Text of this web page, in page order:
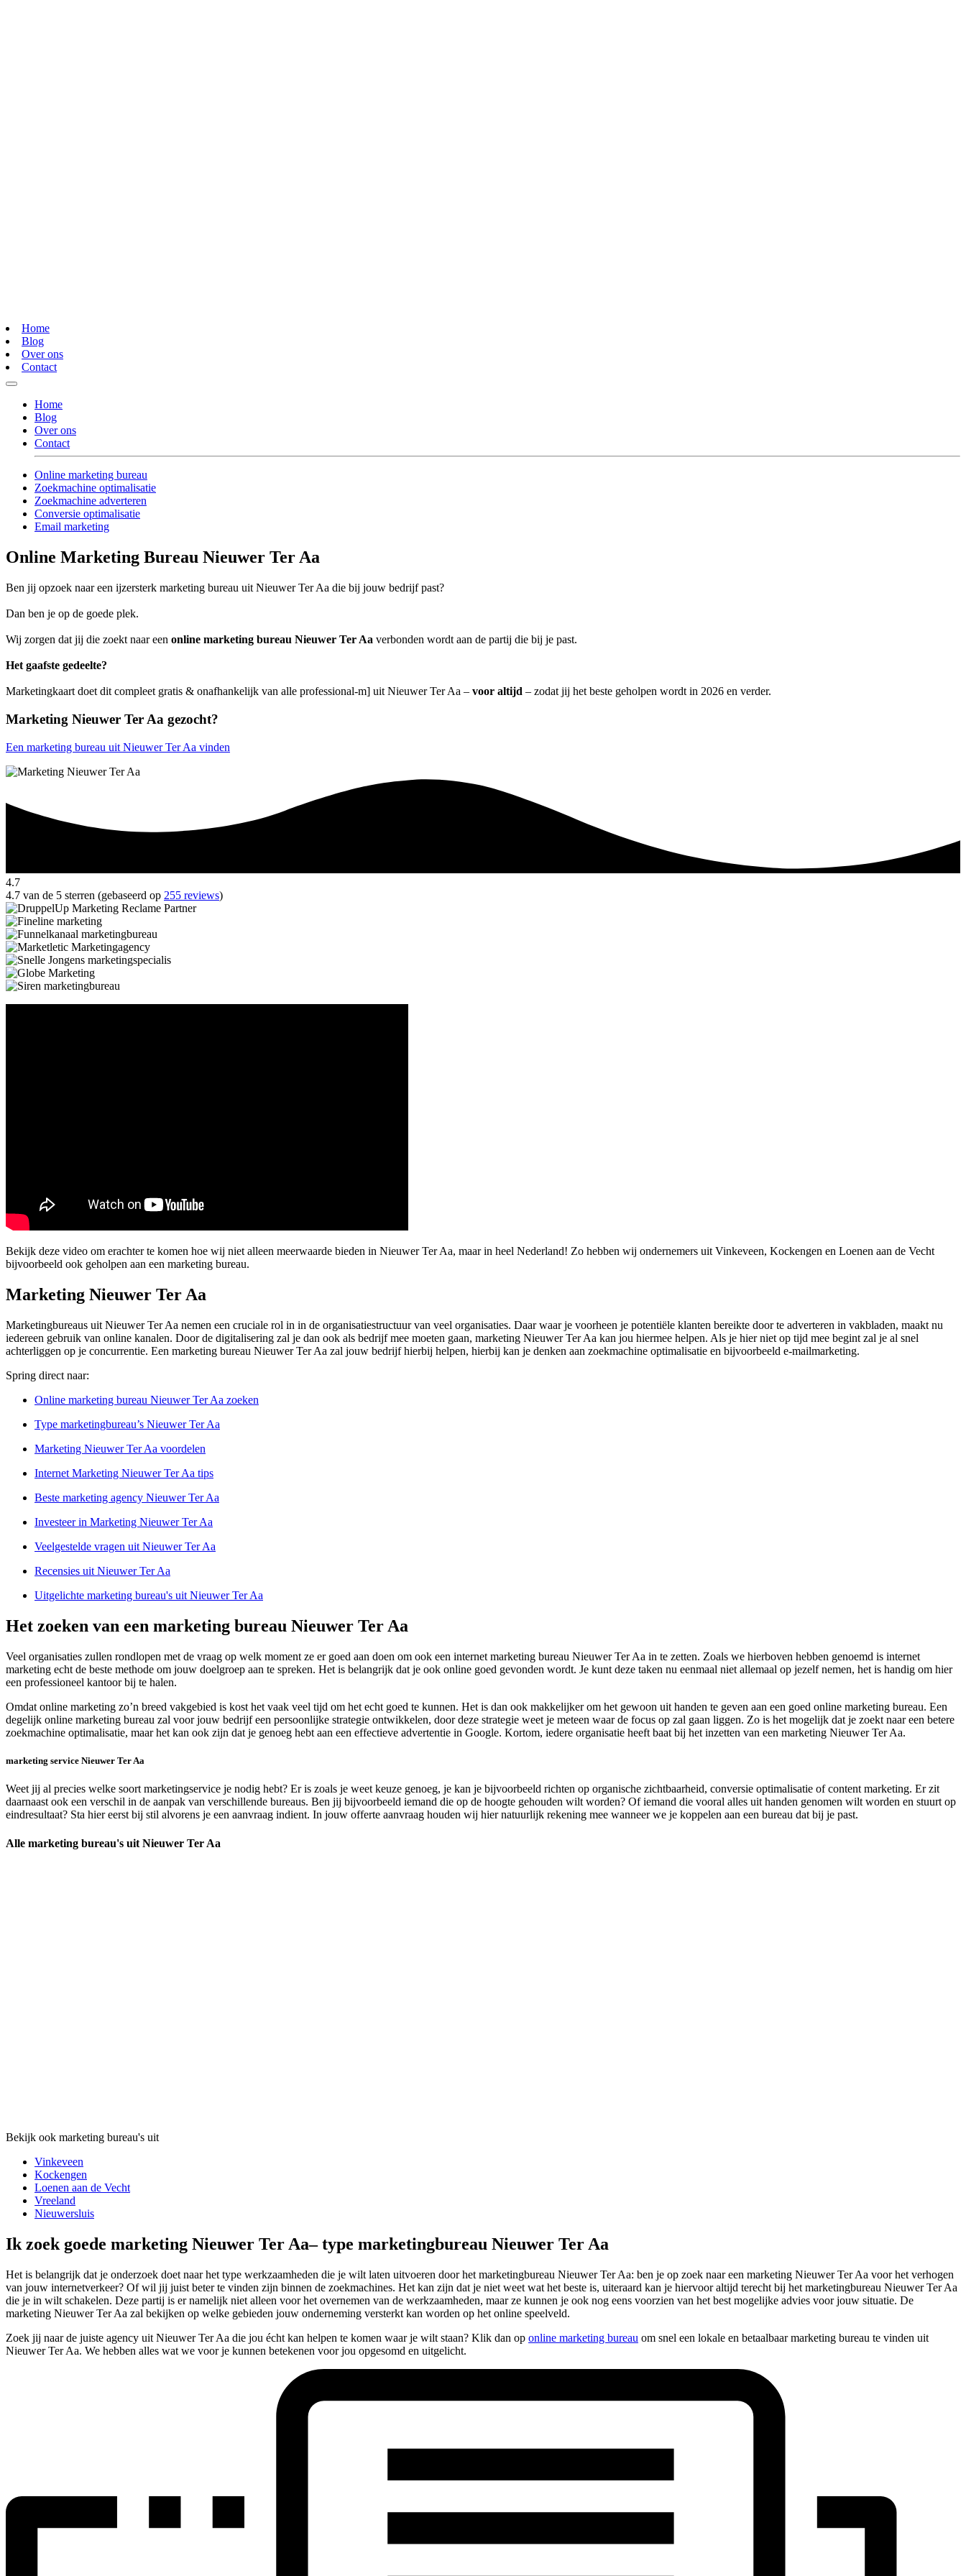
Home
Blog
Over ons
Contact
Home
Blog
Over ons
Contact
Online marketing bureau
Zoekmachine optimalisatie
Zoekmachine adverteren
Conversie optimalisatie
Email marketing
Online Marketing Bureau Nieuwer Ter Aa
Ben jij opzoek naar een ijzersterk marketing bureau uit Nieuwer Ter Aa die bij jouw bedrijf past?
Dan ben je op de goede plek.
Wij zorgen dat jij die zoekt naar een online marketing bureau Nieuwer Ter Aa verbonden wordt aan de partij die bij je past.
Het gaafste gedeelte?
Marketingkaart doet dit compleet gratis & onafhankelijk van alle professional-m] uit Nieuwer Ter Aa – voor altijd – zodat jij het beste geholpen wordt in 2026 en verder.
Marketing Nieuwer Ter Aa gezocht?
Een marketing bureau uit Nieuwer Ter Aa vinden
4.7
4.7 van de 5 sterren (gebaseerd op 255 reviews)
Bekijk deze video om erachter te komen hoe wij niet alleen meerwaarde bieden in Nieuwer Ter Aa, maar in heel Nederland! Zo hebben wij ondernemers uit Vinkeveen, Kockengen en Loenen aan de Vecht
bijvoorbeeld ook geholpen aan een marketing bureau.
Marketing Nieuwer Ter Aa
Marketingbureaus uit Nieuwer Ter Aa nemen een cruciale rol in in de organisatiestructuur van veel organisaties. Daar waar je voorheen je potentiële klanten bereikte door te adverteren in vakbladen, maakt nu
iedereen gebruik van online kanalen. Door de digitalisering zal je dan ook als bedrijf mee moeten gaan, marketing Nieuwer Ter Aa kan jou hiermee helpen. Als je hier niet op tijd mee begint zal je al snel
achterliggen op je concurrentie. Een marketing bureau Nieuwer Ter Aa zal jouw bedrijf hierbij helpen, hierbij kan je denken aan zoekmachine optimalisatie en bijvoorbeeld e-mailmarketing.
Spring direct naar:
Online marketing bureau Nieuwer Ter Aa zoeken
Type marketingbureau’s Nieuwer Ter Aa
Marketing Nieuwer Ter Aa voordelen
Internet Marketing Nieuwer Ter Aa tips
Beste marketing agency Nieuwer Ter Aa
Investeer in Marketing Nieuwer Ter Aa
Veelgestelde vragen uit Nieuwer Ter Aa
Recensies uit Nieuwer Ter Aa
Uitgelichte marketing bureau's uit Nieuwer Ter Aa
Het zoeken van een marketing bureau Nieuwer Ter Aa
Veel organisaties zullen rondlopen met de vraag op welk moment ze er goed aan doen om ook een internet marketing bureau Nieuwer Ter Aa in te zetten. Zoals we hierboven hebben genoemd is internet
marketing echt de beste methode om jouw doelgroep aan te spreken. Het is belangrijk dat je ook online goed gevonden wordt. Je kunt deze taken nu eenmaal niet allemaal op jezelf nemen, het is handig om hier
een professioneel kantoor bij te halen.
Omdat online marketing zo’n breed vakgebied is kost het vaak veel tijd om het echt goed te kunnen. Het is dan ook makkelijker om het gewoon uit handen te geven aan een goed online marketing bureau. Een
degelijk online marketing bureau zal voor jouw bedrijf een persoonlijke strategie ontwikkelen, door deze strategie weet je meteen waar de focus op zal gaan liggen. Zo is het mogelijk dat je zoekt naar een betere
zoekmachine optimalisatie, maar het kan ook zijn dat je genoeg hebt aan een effectieve advertentie in Google. Kortom, iedere organisatie heeft baat bij het inzetten van een marketing Nieuwer Ter Aa.
marketing service Nieuwer Ter Aa
Weet jij al precies welke soort marketingservice je nodig hebt? Er is zoals je weet keuze genoeg, je kan je bijvoorbeeld richten op organische zichtbaarheid, conversie optimalisatie of content marketing. Er zit
daarnaast ook een verschil in de aanpak van verschillende bureaus. Ben jij bijvoorbeeld iemand die op de hoogte gehouden wilt worden? Of iemand die vooral alles uit handen genomen wilt worden en stuurt op
eindresultaat? Sta hier eerst bij stil alvorens je een aanvraag indient. In jouw offerte aanvraag houden wij hier natuurlijk rekening mee wanneer we je koppelen aan een bureau dat bij je past.
Alle marketing bureau's uit Nieuwer Ter Aa
Bekijk ook marketing bureau's uit
Vinkeveen
Kockengen
Loenen aan de Vecht
Vreeland
Nieuwersluis
Ik zoek goede marketing Nieuwer Ter Aa– type marketingbureau Nieuwer Ter Aa
Het is belangrijk dat je onderzoek doet naar het type werkzaamheden die je wilt laten uitvoeren door het marketingbureau Nieuwer Ter Aa: ben je op zoek naar een marketing Nieuwer Ter Aa voor het verhogen
van jouw internetverkeer? Of wil jij juist beter te vinden zijn binnen de zoekmachines. Het kan zijn dat je niet weet wat het beste is, uiteraard kan je hiervoor altijd terecht bij het marketingbureau Nieuwer Ter Aa
die je in wilt schakelen. Deze partij is er namelijk niet alleen voor het overnemen van de werkzaamheden, maar ze kunnen je ook nog eens voorzien van het best mogelijke advies voor jouw situatie. De
marketing Nieuwer Ter Aa zal bekijken op welke gebieden jouw onderneming versterkt kan worden op het online speelveld.
Zoek jij naar de juiste agency uit Nieuwer Ter Aa die jou écht kan helpen te komen waar je wilt staan? Klik dan op online marketing bureau om snel een lokale en betaalbaar marketing bureau te vinden uit
Nieuwer Ter Aa. We hebben alles wat we voor je kunnen betekenen voor jou opgesomd en uitgelicht.